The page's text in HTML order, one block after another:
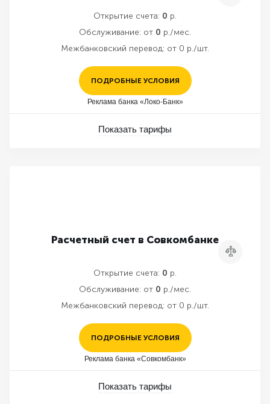
Открытие счета: 0 р.
Обслуживание: от 0 р./мес.
Межбанковский перевод: от 0 р./шт.
ПОДРОБНЫЕ УСЛОВИЯ
Реклама банка «Локо-Банк»
Показать тарифы
Расчетный счет в Совкомбанке
Сравнить
Открытие счета: 0 р.
Обслуживание: от 0 р./мес.
Межбанковский перевод: от 0 р./шт.
ПОДРОБНЫЕ УСЛОВИЯ
Реклама банка «Совкомбанк»
Показать тарифы